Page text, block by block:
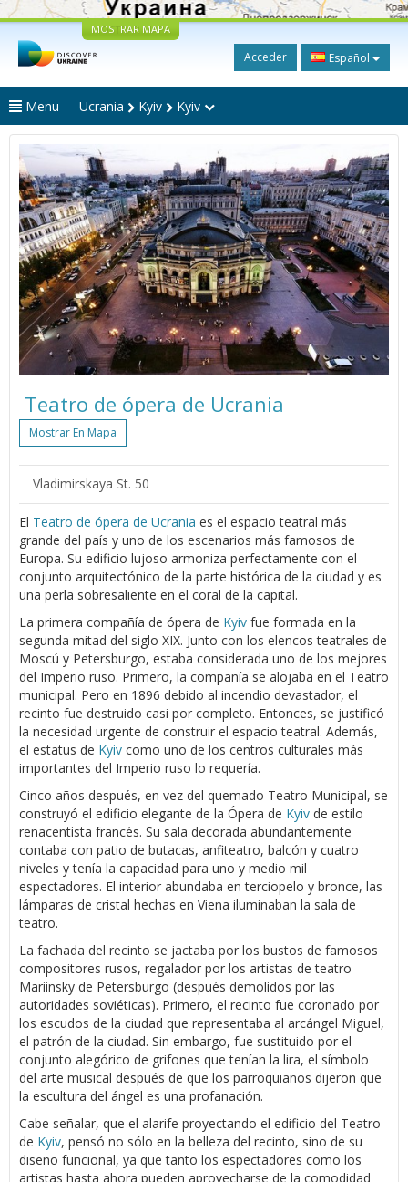
MOSTRAR MAPA
Acceder Español
Menu Ucrania Kyiv Kyiv
Teatro de ópera de Ucrania
Mostrar En Mapa
Vladimirskaya St. 50
El Teatro de ópera de Ucrania es el espacio teatral más
grande del país y uno de los escenarios más famosos de
Europa. Su edificio lujoso armoniza perfectamente con el
conjunto arquitectónico de la parte histórica de la ciudad y es
una perla sobresaliente en el coral de la capital.
La primera compañía de ópera de Kyiv fue formada en la
segunda mitad del siglo XIX. Junto con los elencos teatrales de
Moscú y Petersburgo, estaba considerada uno de los mejores
del Imperio ruso. Primero, la compañía se alojaba en el Teatro
municipal. Pero en 1896 debido al incendio devastador, el
recinto fue destruido casi por completo. Entonces, se justificó
la necesidad urgente de construir el espacio teatral. Además,
el estatus de Kyiv como uno de los centros culturales más
importantes del Imperio ruso lo requería.
Cinco años después, en vez del quemado Teatro Municipal, se
construyó el edificio elegante de la Ópera de Kyiv de estilo
renacentista francés. Su sala decorada abundantemente
contaba con patio de butacas, anfiteatro, balcón y cuatro
niveles y tenía la capacidad para uno y medio mil
espectadores. El interior abundaba en terciopelo y bronce, las
lámparas de cristal hechas en Viena iluminaban la sala de
teatro.
La fachada del recinto se jactaba por los bustos de famosos
compositores rusos, regalador por los artistas de teatro
Mariinsky de Petersburgo (después demolidos por las
autoridades soviéticas). Primero, el recinto fue coronado por
los escudos de la ciudad que representaba al arcángel Miguel,
el patrón de la ciudad. Sin embargo, fue sustituido por el
conjunto alegórico de grifones que tenían la lira, el símbolo
del arte musical después de que los parroquianos dijeron que
la escultura del ángel es una profanación.
Cabe señalar, que el alarife proyectando el edificio del Teatro
de Kyiv, pensó no sólo en la belleza del recinto, sino de su
diseño funcional, ya que tanto los espectadores como los
artistas hasta ahora pueden aprovecharse de la comodidad